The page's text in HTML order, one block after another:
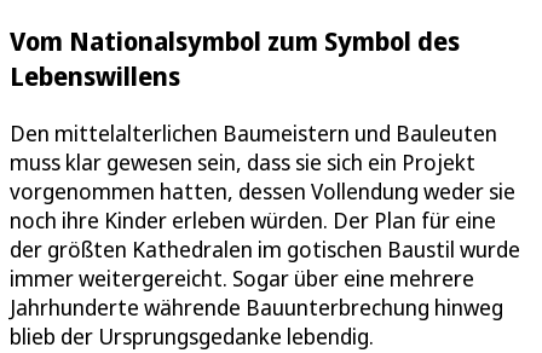
Vom Nationalsymbol zum Symbol des
Lebenswillens
Den mittelalterlichen Baumeistern und Bauleuten
muss klar gewesen sein, dass sie sich ein Projekt
vorgenommen hatten, dessen Vollendung weder sie
noch ihre Kinder erleben würden. Der Plan für eine
der größten Kathedralen im gotischen Baustil wurde
immer weitergereicht. Sogar über eine mehrere
Jahrhunderte währende Bauunterbrechung hinweg
blieb der Ursprungsgedanke lebendig.